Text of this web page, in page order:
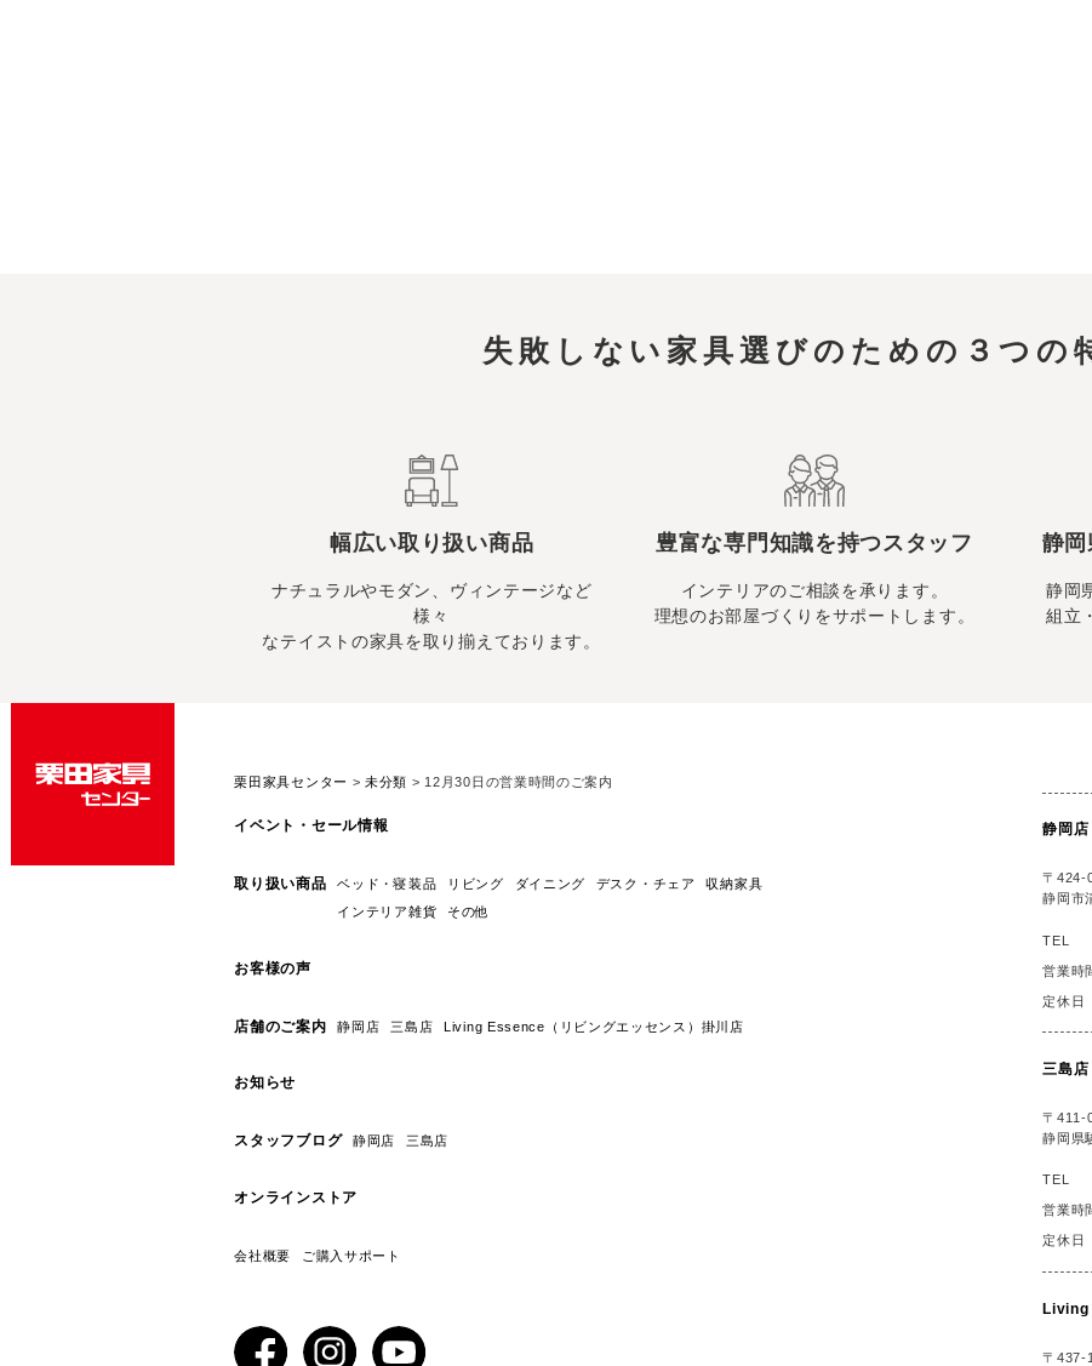
失敗しない家具選びのための ３つの
幅広い取り扱い商品
ナチュラルやモダン、ヴィンテージなど
様々
なテイストの家具を取り揃えております。
豊富な専門知識を持つスタッフ
インテリアのご相談を承ります。
理想のお部屋づくりをサポートします。
静
静岡
組立
栗田家具センター >未分類 > 12月30日の営業時間のご案内
イベント・セール情報
取り扱い商品 ベッド・寝装品 リビング ダイニング デスク・チェア
収納家具
インテリア雑貨
その他
お客様の声
店舗のご案内 静岡店 三島店 Living Essence（リビングエッセンス）掛川店
お知らせ
スタッフブログ 静岡店 三島店
オンラインストア
会社概要 ご購入サポート
静岡店
〒424-
静岡市
TEL
営業時
定休日
三島店
〒411-
静岡県
TEL
営業時
定休日
Living
〒437-